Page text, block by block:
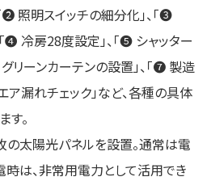
❷ 照明スイッチの細分化」、「❸
❹ 冷房28度設定」、「❺ シャッター
リーンカーテンの設置」、「❼ 製造
漏れチェック」など、各種の具体
。
の太陽光パネルを設置。通常は電
時は、非常用電力として活用でき